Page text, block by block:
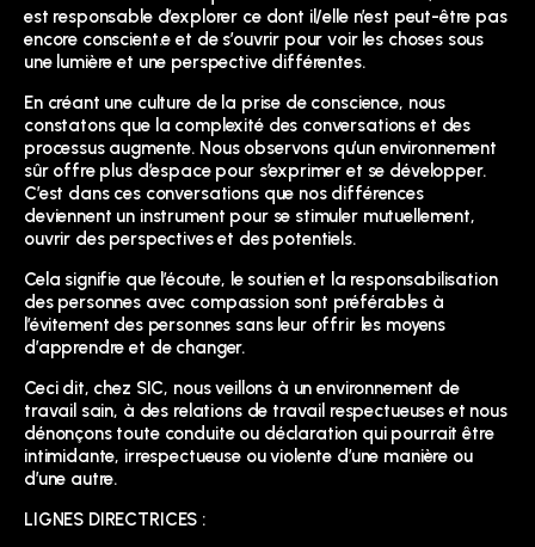
est responsable d’explorer ce dont il/elle n’est peut-être pas
encore conscient.e et de s’ouvrir pour voir les choses sous
une lumière et une perspective différentes.
En créant une culture de la prise de conscience, nous
constatons que la complexité des conversations et des
processus augmente. Nous observons qu’un environnement
sûr offre plus d’espace pour s’exprimer et se développer.
C’est dans ces conversations que nos différences
deviennent un instrument pour se stimuler mutuellement,
ouvrir des perspectives et des potentiels.
Cela signifie que l’écoute, le soutien et la responsabilisation
des personnes avec compassion sont préférables à
l’évitement des personnes sans leur offrir les moyens
d’apprendre et de changer.
Ceci dit, chez SIC, nous veillons à un environnement de
travail sain, à des relations de travail respectueuses et nous
dénonçons toute conduite ou déclaration qui pourrait être
intimidante, irrespectueuse ou violente d’une manière ou
d’une autre.
LIGNES DIRECTRICES :